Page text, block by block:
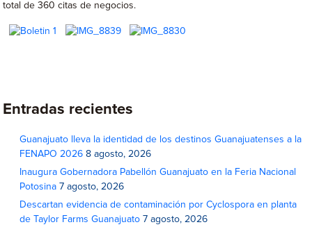
total de 360 citas de negocios.
Entradas recientes
Guanajuato lleva la identidad de los destinos Guanajuatenses a la
FENAPO 2026 8 agosto, 2026
Inaugura Gobernadora Pabellón Guanajuato en la Feria Nacional
Potosina 7 agosto, 2026
Descartan evidencia de contaminación por Cyclospora en planta
de Taylor Farms Guanajuato 7 agosto, 2026